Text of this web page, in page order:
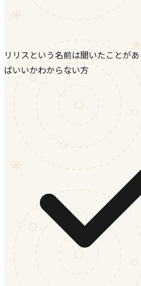
リリスという名前は聞いたことが
ばいいかわからない方